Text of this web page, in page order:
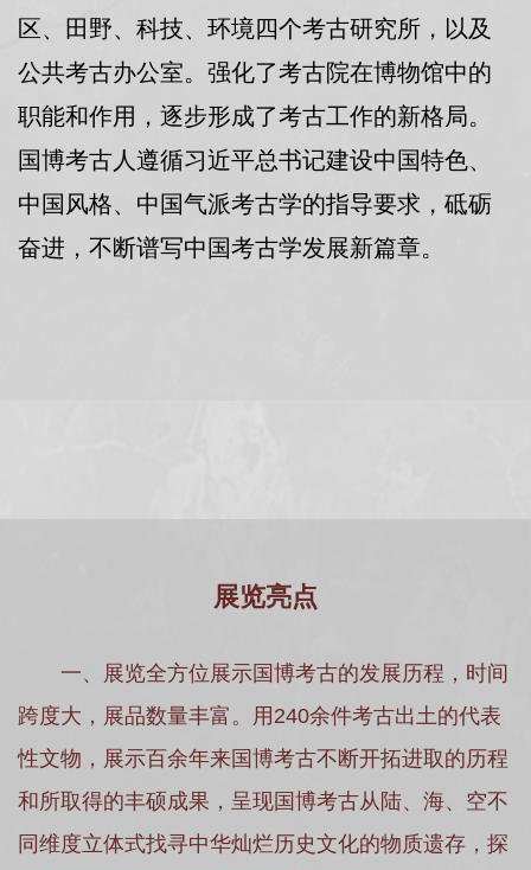
区、田野、科技、环境四个考古研究所，以及
公共考古办公室。强化了考古院在博物馆中的
职能和作用，逐步形成了考古工作的新格局。
国博考古人遵循习近平总书记建设中国特色、
中国风格、中国气派考古学的指导要求，砥砺
奋进，不断谱写中国考古学发展新篇章。
展览亮点
一、展览全方位展示国博考古的发展历程，时间
跨度大，展品数量丰富。用240余件考古出土的代表
性文物，展示百余年来国博考古不断开拓进取的历程
和所取得的丰硕成果，呈现国博考古从陆、海、空不
同维度立体式找寻中华灿烂历史文化的物质遗存，探